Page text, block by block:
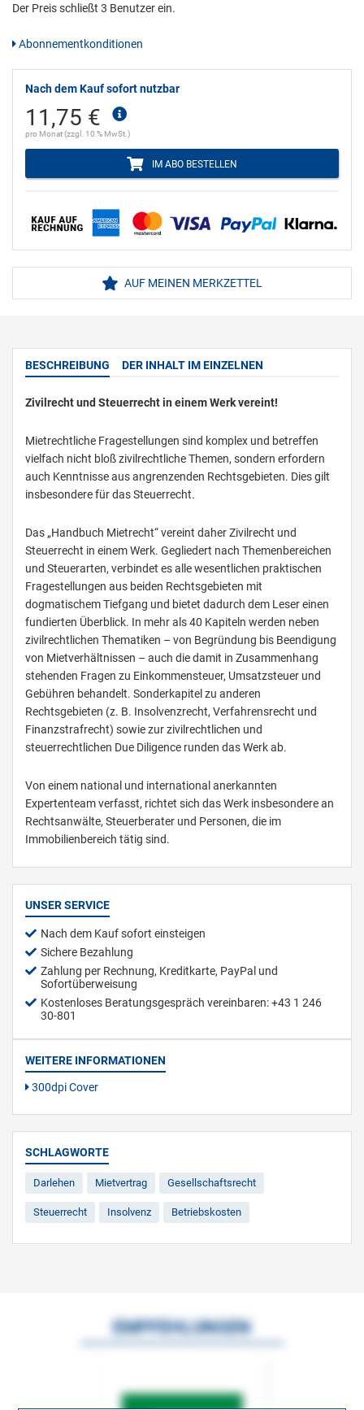
Der Preis schließt 3 Benutzer ein.
Abonnementkonditionen
Nach dem Kauf sofort nutzbar
11,75 €
pro Monat (zzgl. 10 % MwSt.)
IM ABO BESTELLEN
AUF MEINEN MERKZETTEL
BESCHREIBUNG DER INHALT IM EINZELNEN
Zivilrecht und Steuerrecht in einem Werk vereint!
Mietrechtliche Fragestellungen sind komplex und betreffen
vielfach nicht bloß zivilrechtliche Themen, sondern erfordern
auch Kenntnisse aus angrenzenden Rechtsgebieten. Dies gilt
insbesondere für das Steuerrecht.
Das „Handbuch Mietrecht“ vereint daher Zivilrecht und
Steuerrecht in einem Werk. Gegliedert nach Themenbereichen
und Steuerarten, verbindet es alle wesentlichen praktischen
Fragestellungen aus beiden Rechtsgebieten mit
dogmatischem Tiefgang und bietet dadurch dem Leser einen
fundierten Überblick. In mehr als 40 Kapiteln werden neben
zivilrechtlichen Thematiken – von Begründung bis Beendigung
von Mietverhältnissen – auch die damit in Zusammenhang
stehenden Fragen zu Einkommensteuer, Umsatzsteuer und
Gebühren behandelt. Sonderkapitel zu anderen
Rechtsgebieten (z. B. Insolvenzrecht, Verfahrensrecht und
Finanzstrafrecht) sowie zur zivilrechtlichen und
steuerrechtlichen Due Diligence runden das Werk ab.
Von einem national und international anerkannten
Expertenteam verfasst, richtet sich das Werk insbesondere an
Rechtsanwälte, Steuerberater und Personen, die im
Immobilienbereich tätig sind.
UNSER SERVICE
Nach dem Kauf sofort einsteigen
Sichere Bezahlung
Zahlung per Rechnung, Kreditkarte, PayPal und
Sofortüberweisung
Kostenloses Beratungsgespräch vereinbaren: +43 1 246
30-801
WEITERE INFORMATIONEN
300dpi Cover
SCHLAGWORTE
Darlehen Mietvertrag Gesellschaftsrecht
Steuerrecht Insolvenz Betriebskosten
EMPFEHLUNGEN